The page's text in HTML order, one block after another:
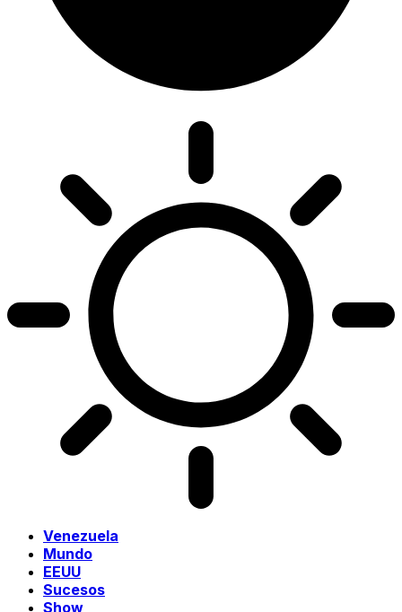
Venezuela
Mundo
EEUU
Sucesos
Show